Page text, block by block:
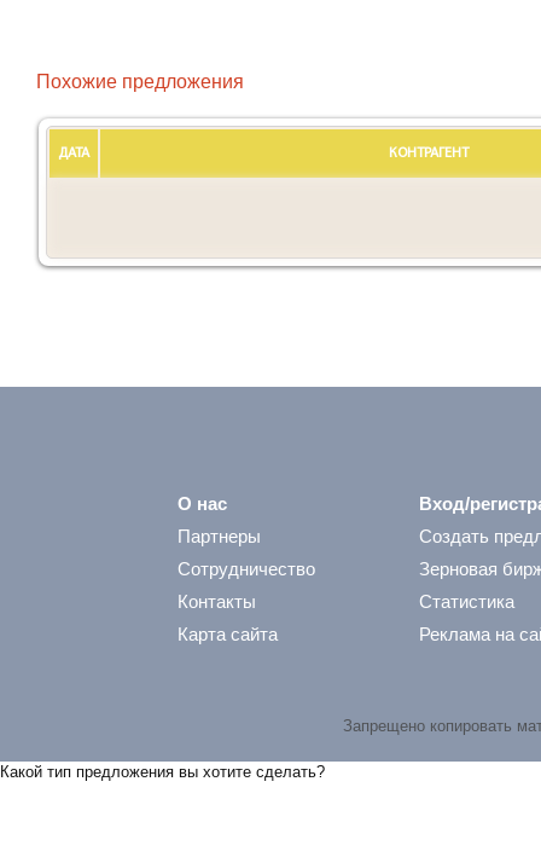
Похожие предложения
ДАТА КОНТРАГЕНТ
О нас
Партнеры
Сотрудничество
Контакты
Карта сайта
Вход/
Создать
Зерновая
Статистика
Реклама на
Запрещено копировать
Какой тип предложения вы хотите сделать?